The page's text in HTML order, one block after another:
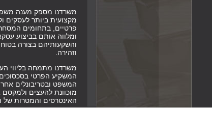
משרדנו מספק מענה
מקצועית ביותר לעסקים
פרטיים, בתחומים
ומלווה אותם בביצוע
והשקעותיהם בצורה
וזהירה.
משרדנו מתמחה בליווי
המשקיע הפרטי
המשפט ובטריבונלים
מוכוונת להעצים
האינטרסים והמטרות של